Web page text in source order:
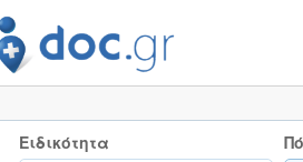
Ειδικότητα